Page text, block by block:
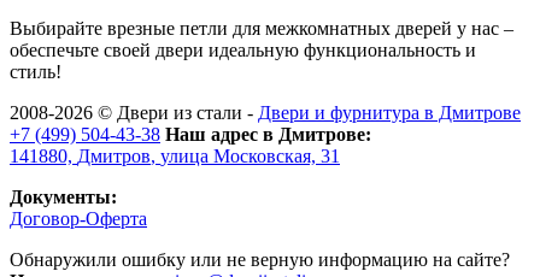
Выбирайте врезные петли для межкомнатных дверей у нас –
обеспечьте своей двери идеальную функциональность и
стиль!
2008-2026 © Двери из стали - Двери и фурнитура в Дмитрове
+7 (499) 504-43-38 Наш адрес в Дмитрове:
141880, Дмитров, улица Московская, 31
Документы:
Договор-Оферта
Обнаружили ошибку или не верную информацию на сайте?